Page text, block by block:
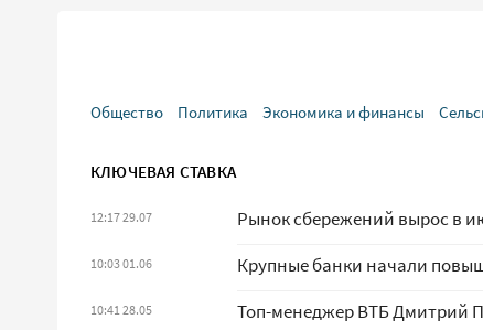
Общество Политика Экономика и финансы
КЛЮЧЕВАЯ СТАВКА
12:17 29.07 Рынок сбережений вырос в
10:03 01.06 Крупные банки начали
10:41 28.05 Топ-менеджер ВТБ Дмитрий